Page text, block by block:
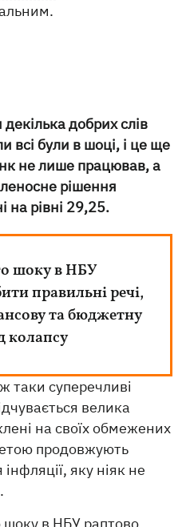
добрих слів
всі були в шоці, і це ще
не лише працював, а
рішення
на рівні 29,25.
шоку в НБУ
правильні речі,
та бюджетну
колапсу
суперечливі
велика
на своїх обмежених
продовжують
яку ніяк не